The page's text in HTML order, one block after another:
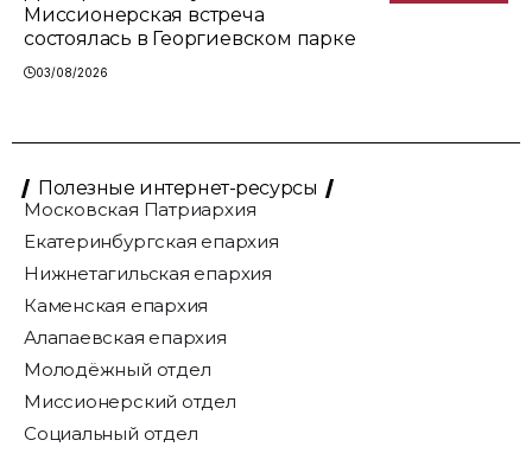
Миссионерская встреча
состоялась в Георгиевском парке
03/08/2026
Полезные интернет-ресурсы
Московская Патриархия
Екатеринбургская епархия
Нижнетагильская епархия
Каменская епархия
Алапаевская епархия
Молодёжный отдел
Миссионерский отдел
Социальный отдел